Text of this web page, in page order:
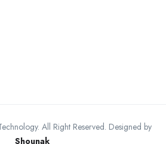
All Right Reserved. Designed by
Shounak